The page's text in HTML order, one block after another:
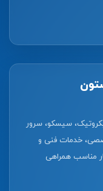
سیسکو، سرور
خدمات فنی و
مناسب همراهی